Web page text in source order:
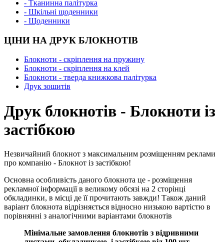
- Тканинна палітурка
- Шкільні щоденники
- Щоденники
ЦІНИ НА ДРУК БЛОКНОТІВ
Блокноти - скріплення на пружину
Блокноти - скріплення на клей
Блокноти - тверда книжкова палітурка
Друк зошитів
Друк блокнотів - Блокноти із
застібкою
Незвичайний блокнот з максимальним розміщенням реклами
про компанію - Блокнот із застібкою!
Основна особливість даного блокнота це - розміщення
рекламної інформації в великому обсязі на 2 сторінці
обкладинки, в місці де її прочитають завжди! Також даний
варіант блокнота відрізняється відносно низькою вартістю в
порівнянні з аналогічними варіантами блокнотів
Мінімальне замовлення блокнотів з відривними